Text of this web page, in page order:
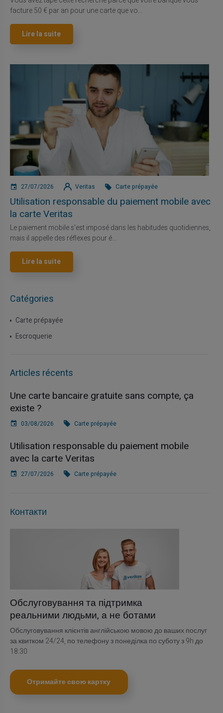
facture 50 € par an pour une carte que vo...
Lire la suite
27/07/2026 Veritas Carte prépayée
Utilisation responsable du paiement mobile avec
la carte Veritas
Le paiement mobile s'est imposé dans les habitudes quotidiennes,
mais il appelle des réflexes pour é...
Lire la suite
Catégories
Carte prépayée
Escroquerie
Articles récents
Une carte bancaire gratuite sans compte, ça
existe ?
03/08/2026 Carte prépayée
Utilisation responsable du paiement mobile
avec la carte Veritas
27/07/2026 Carte prépayée
Контакти
Обслуговування та підтримка
реальними людьми, а не ботами
Обслуговування клієнтів англійською мовою до ваших послуг
за квитком 24/24, по телефону з понеділка по суботу з 9h до
18:30
Отримайте свою картку